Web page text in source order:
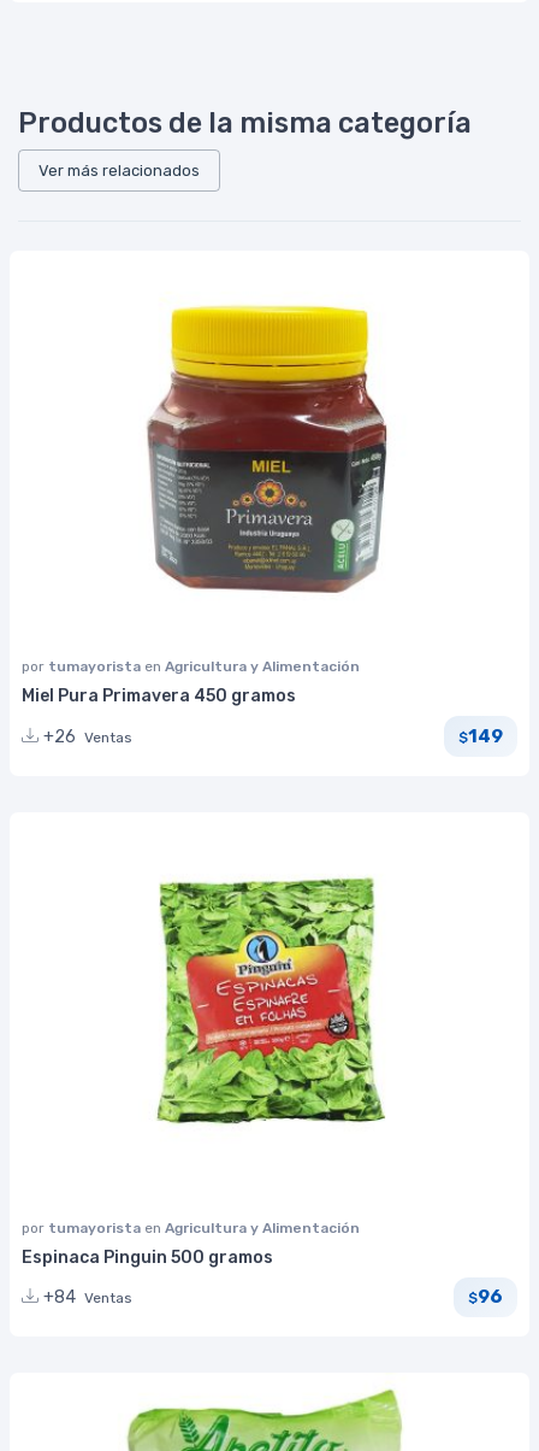
Productos de la misma categoría
Ver más relacionados
por tumayorista en Agricultura y Alimentación
Miel Pura Primavera 450 gramos
+26 Ventas $149
por tumayorista en Agricultura y Alimentación
Espinaca Pinguin 500 gramos
+84 Ventas $96